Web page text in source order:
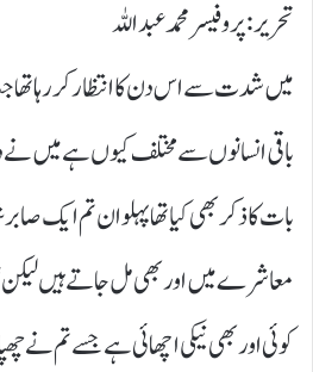
تحریر: پروفیسر محمد عبداللہ
میں شدت سے اس دن کا انتظار کر رہا تھا
باقی انسانوں سے مختلف کیوں ہے میں
بات کا ذکر بھی کیا تھا پہلوان تم ایک
معاشرے میں اور بھی مل جاتے ہیں
کوئی اور بھی نیکی اچھائی ہے جسے تم نے